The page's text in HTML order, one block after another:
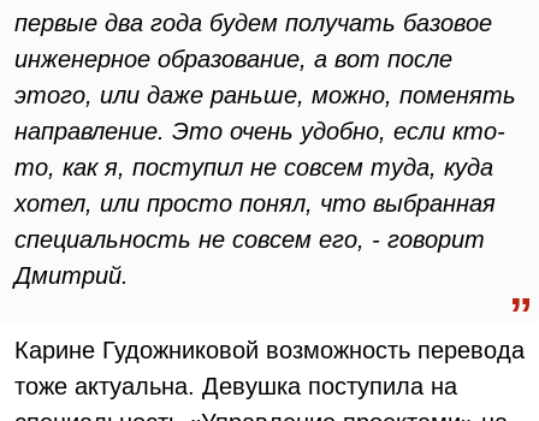
первые два года будем получать базовое
инженерное образование, а вот после
этого, или даже раньше, можно, поменять
направление. Это очень удобно, если кто-
то, как я, поступил не совсем туда, куда
хотел, или просто понял, что выбранная
специальность не совсем его, - говорит
Дмитрий.
Карине Гудожниковой возможность перевода
тоже актуальна. Девушка поступила на